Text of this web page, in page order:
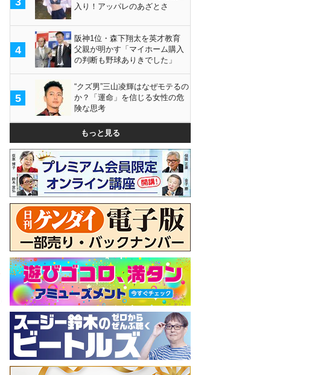
入り！アッパレのあざとさ
4
阪神1位・森下翔太を英才教育
父親が明かす「マイホーム購入
の判断も野球ありきでした」
5
“クズ男”三山凌輝はなぜモテるの
か？「運命」を信じる女性の危
険な思考
もっと見る